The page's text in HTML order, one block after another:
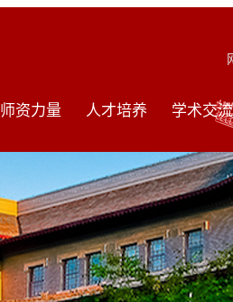
师资力量 人才培养 学术交流